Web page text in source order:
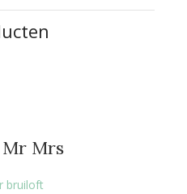
Mrs
bruiloft